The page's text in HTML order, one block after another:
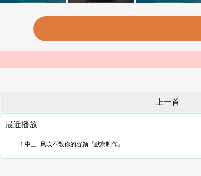
上一首
最近播放
1.中三 -风吹不散你的容颜『默寫制作』